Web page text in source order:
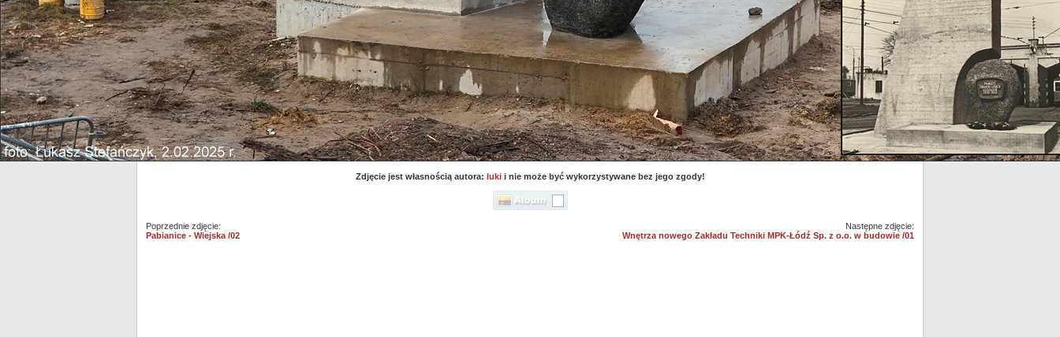
Zdjęcie jest własnością autora: lukii nie może być wykorzystywane bez jego zgody!
Poprzednie zdjęcie:
Pabianice - Wiejska /02
Następne zdjęcie:
Wnętrza nowego Zakładu Techniki MPK-Łódź Sp. z o.o. w budowie /01